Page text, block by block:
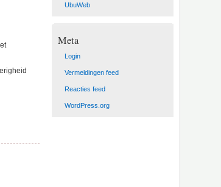
UbuWeb
Meta
Login
Vermeldingen feed
Reacties feed
WordPress.org